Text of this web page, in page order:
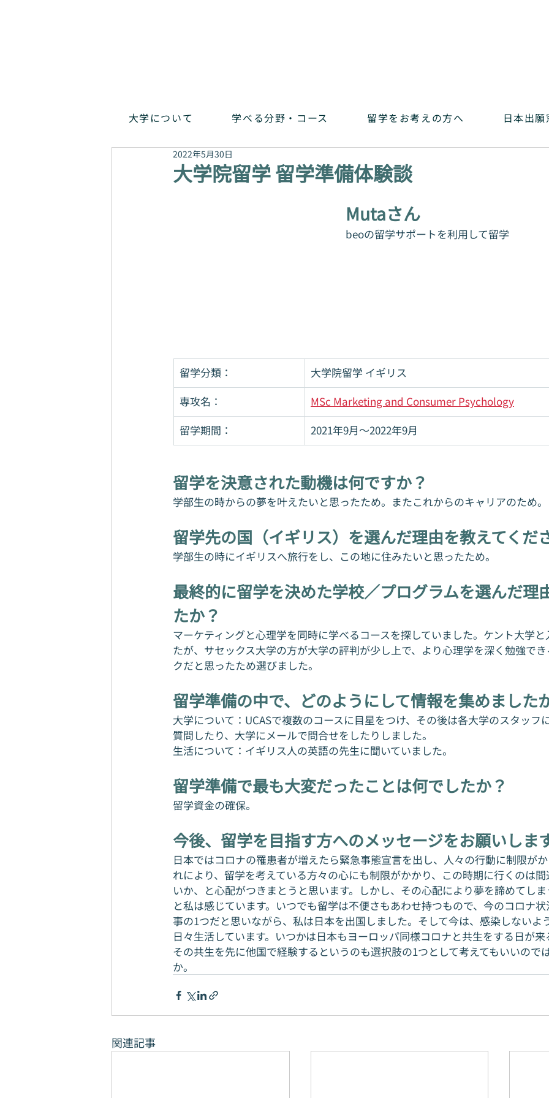
大学について 学べる分野・コース 留学をお考えの方へ 日本出
大学院留学 留学準備体験談
2022年5月30日
Mutaさん
beoの留学サポートを利用して留学
留学分類：
大学院留学 イギリス
​専攻名：
MSc Marketing and Consumer Psychology
留学期間：
2021年9月～2022年9月
留学を決意された動機は何ですか？
学部生の時からの夢を叶えたいと思ったため。またこれからのキャリアのため。
留学先の国（イギリス）を選んだ理由を教えてくだ
学部生の時にイギリスへ旅行をし、この地に住みたいと思ったため。
最終的に留学を決めた学校／プログラムを選んだ理
たか？
マーケティングと心理学を同時に学べるコースを探していました。ケント大学
たが、サセックス大学の方が大学の評判が少し上で、より心理学を深く勉強で
クだと思ったため選びました。
留学準備の中で、どのようにして情報を集めました
大学について：UCASで複数のコースに目星をつけ、その後は各大学のスタッフ
質問したり、大学にメールで問合せをしたりしました。
生活について：イギリス人の英語の先生に聞いていました。
留学準備で最も大変だったことは何でしたか？
留学資金の確保。
今後、留学を目指す方へのメッセージをお願いしま
日本ではコロナの罹患者が増えたら緊急事態宣言を出し、人々の行動に制限が
れにより、留学を考えている方々の心にも制限がかかり、この時期に行くのは
いか、と心配がつきまとうと思います。しかし、その心配により夢を諦めてし
と私は感じています。いつでも留学は不便さもあわせ持つもので、今のコロナ
事の1つだと思いながら、私は日本を出国しました。そして今は、感染しないよ
日々生活しています。いつかは日本もヨーロッパ同様コロナと共生をする日が
その共生を先に他国で経験するというのも選択肢の1つとして考えてもいいので
か。
関連記事